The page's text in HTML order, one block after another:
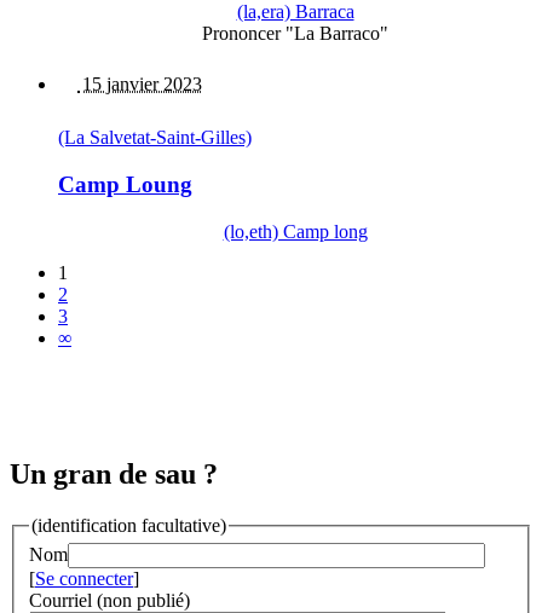
(la,era) Barraca
Prononcer "La Barraco"
15 janvier 2023
(La Salvetat-Saint-Gilles)
Camp Loung
(lo,eth) Camp long
1
2
3
∞
Un gran de sau ?
(identification facultative)
Nom
[Se connecter]
Courriel (non publié)